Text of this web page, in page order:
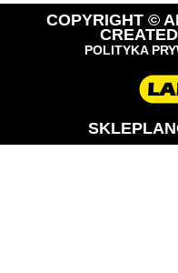
COPYRIGHT ©
POLITYKA
SKLEP